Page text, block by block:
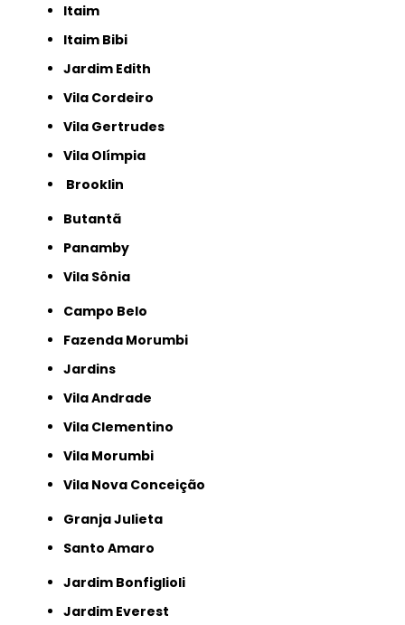
Itaim
Itaim Bibi
Jardim Edith
Vila Cordeiro
Vila Gertrudes
Vila Olímpia
Brooklin
Butantã
Panamby
Vila Sônia
Campo Belo
Fazenda Morumbi
Jardins
Vila Andrade
Vila Clementino
Vila Morumbi
Vila Nova Conceição
Granja Julieta
Santo Amaro
Jardim Bonfiglioli
Jardim Everest